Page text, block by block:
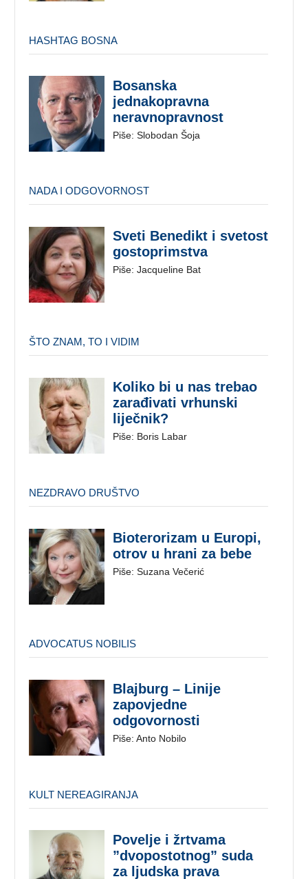
Bosanska
jednakopravna
neravnopravnost
Piše: Slobodan Šoja
HASHTAG BOSNA
Sveti Benedikt i svetost
gostoprimstva
Piše: Jacqueline Bat
NADA I ODGOVORNOST
Koliko bi u nas trebao
zarađivati vrhunski
liječnik?
Piše: Boris Labar
ŠTO ZNAM, TO I VIDIM
Bioterorizam u Europi,
otrov u hrani za bebe
Piše: Suzana Večerić
NEZDRAVO DRUŠTVO
Blajburg – Linije
zapovjedne
odgovornosti
Piše: Anto Nobilo
ADVOCATUS NOBILIS
Povelje i žrtvama
”dvopostotnog” suda
za ljudska prava
KULT NEREAGIRANJA